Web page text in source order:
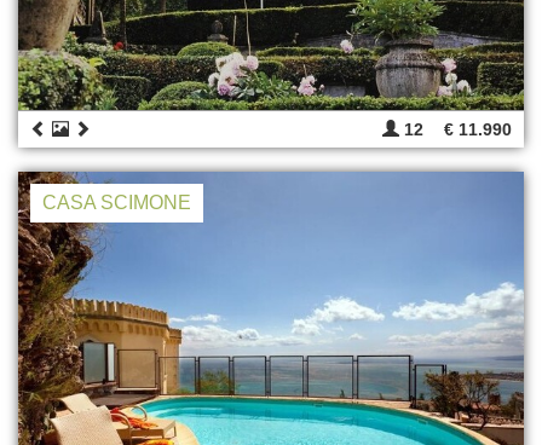
12 € 11.990
CASA SCIMONE